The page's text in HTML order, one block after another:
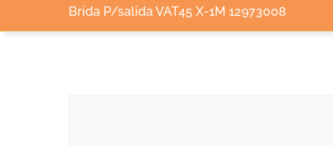
Brida P/salida VAT45 X-1M 12973008